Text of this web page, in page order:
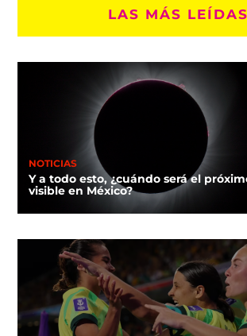
LAS MÁS LEÍDAS
NOTICIAS
Y a todo esto, ¿cuándo será el
visible en México?